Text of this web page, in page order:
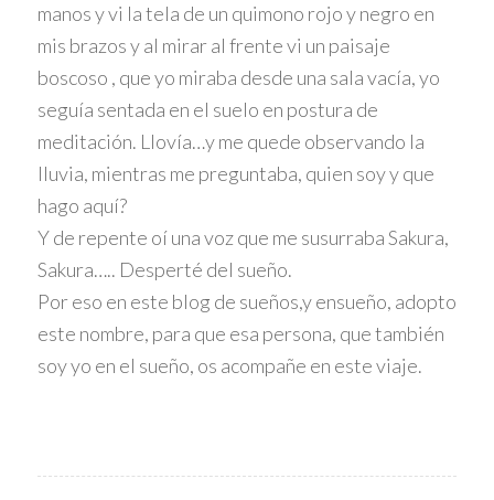
manos y vi la tela de un quimono rojo y negro en
mis brazos y al mirar al frente vi un paisaje
boscoso , que yo miraba desde una sala vacía, yo
seguía sentada en el suelo en postura de
meditación. Llovía…y me quede observando la
lluvia, mientras me preguntaba, quien soy y que
hago aquí?
Y de repente oí una voz que me susurraba Sakura,
Sakura….. Desperté del sueño.
Por eso en este blog de sueños,y ensueño, adopto
este nombre, para que esa persona, que también
soy yo en el sueño, os acompañe en este viaje.